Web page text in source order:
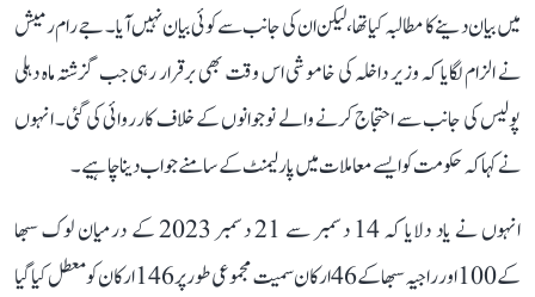
میں بیان دینے کا مطالبہ کیا تھا، لیکن ان کی جانب سے کوئی بیان نہیں آیا۔ جے رام رمیش
نے الزام لگایا کہ وزیر داخلہ کی خاموشی اس وقت بھی برقرار رہی جب گزشتہ ماہ دہلی
پولیس کی جانب سے احتجاج کرنے والے نوجوانوں کے خلاف کارروائی کی گئی۔ انہوں
نے کہا کہ حکومت کو ایسے معاملات میں پارلیمنٹ کے سامنے جواب دینا چاہیے۔
انہوں نے یاد دلایا کہ 14 دسمبر سے 21 دسمبر 2023 کے درمیان لوک سبھا
کے 100 اور راجیہ سبھا کے 46 ارکان سمیت مجموعی طور پر 146 ارکان کو معطل کیا گیا